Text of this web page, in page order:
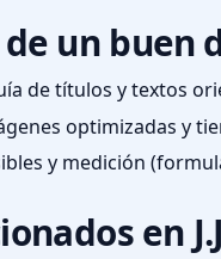
un buen
de títulos y textos
optimizadas y
y medición
en